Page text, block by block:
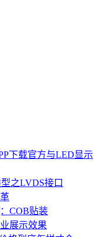
下载官方与LED显示
之LVDS接口
COB贴装
展示效果